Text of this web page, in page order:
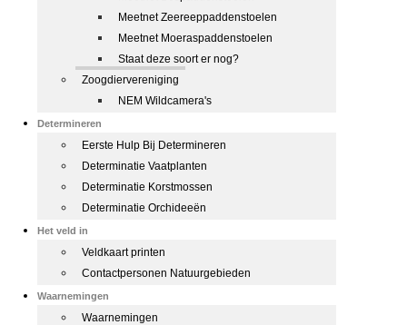
Meetnet Zeereeppaddenstoelen
Meetnet Moeraspaddenstoelen
Staat deze soort er nog?
Zoogdiervereniging
NEM Wildcamera's
Determineren
Eerste Hulp Bij Determineren
Determinatie Vaatplanten
Determinatie Korstmossen
Determinatie Orchideeën
Het veld in
Veldkaart printen
Contactpersonen Natuurgebieden
Waarnemingen
Waarnemingen